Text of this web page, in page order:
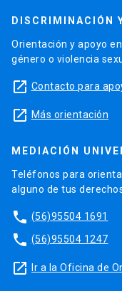
DISCRIMINACIÓN
Orientación y apoyo
género o violencia
launch Contacto para
launch Más orientación
MEDIACIÓN
Teléfonos para
alguno de tus
phone (56)95504 1691
phone (56)95504 1247
launch Ir a la Oficina de